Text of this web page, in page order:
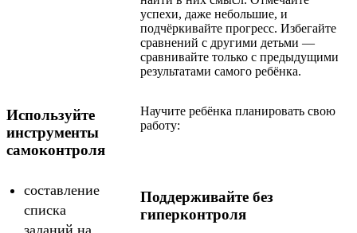
успехи, даже небольшие, и
подчёркивайте прогресс. Избегайте
сравнений с другими детьми —
сравнивайте только с предыдущими
результатами самого ребёнка.
Используйте
инструменты
самоконтроля
Научите ребёнка планировать свою
работу:
составление
списка
заданий на
Поддерживайте без
гиперконтроля